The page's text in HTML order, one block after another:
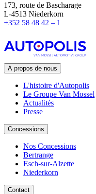
173, route de Bascharage
L-4513 Niederkorn
+352 58 48 42 – 1
A propos de nous
L'histoire d'Autopolis
Le Groupe Van Mossel
Actualités
Presse
Concessions
Nos Concessions
Bertrange
Esch-sur-Alzette
Niederkorn
Contact